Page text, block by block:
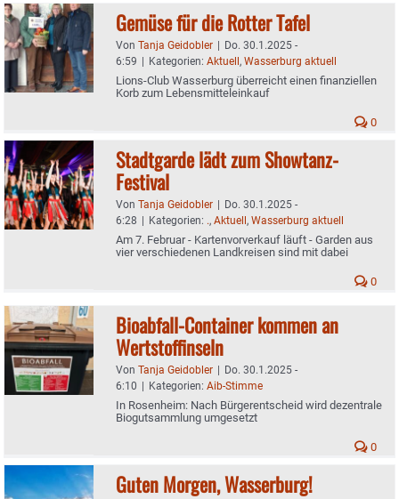
Gemüse für die Rotter Tafel
Von Tanja Geidobler | Do. 30.1.2025 -
6:59 | Kategorien: Aktuell, Wasserburg aktuell
Lions-Club Wasserburg überreicht einen finanziellen
Korb zum Lebensmitteleinkauf
0
Stadtgarde lädt zum Showtanz-
Festival
Von Tanja Geidobler | Do. 30.1.2025 -
6:28 | Kategorien: ., Aktuell, Wasserburg aktuell
Am 7. Februar - Kartenvorverkauf läuft - Garden aus
vier verschiedenen Landkreisen sind mit dabei
0
Bioabfall-Container kommen an
Wertstoffinseln
Von Tanja Geidobler | Do. 30.1.2025 -
6:10 | Kategorien: Aib-Stimme
In Rosenheim: Nach Bürgerentscheid wird dezentrale
Biogutsammlung umgesetzt
0
Guten Morgen, Wasserburg!